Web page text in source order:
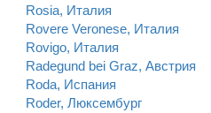
Rosia, Италия
Rovere Veronese, Италия
Rovigo, Италия
Radegund bei Graz, Австрия
Roda, Испания
Roder, Люксембург